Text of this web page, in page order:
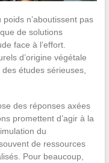
n’aboutissent pas
de solutions
face à l’effort.
d’origine végétale
études sérieuses,
des réponses axées
promettent d’agir à la
du
de ressources
Pour beaucoup,